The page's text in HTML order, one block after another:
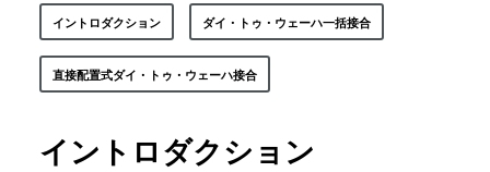
検査・計測
イントロダクション ダイ・トゥ・ウェーハ一括接合
直接配置式ダイ・トゥ・ウェーハ接合
イントロダクション